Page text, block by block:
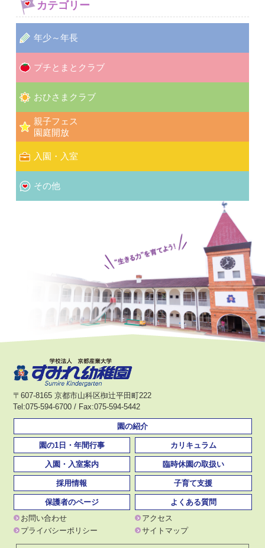
カテゴリー
年少～年長
プチとまとクラブ
おひさまクラブ
親子フェス
園庭開放
入園・入室
その他
〒607-8165 京都市山科区椥辻平田町222
Tel:075-594-6700 / Fax:075-594-5442
園の紹介
カリキュラム
園の1日・年間行事
臨時休園の取扱い
入園・入室案内
子育て支援
採用情報
よくある質問
保護者のページ
アクセス
お問い合わせ
サイトマップ
プライバシーポリシー